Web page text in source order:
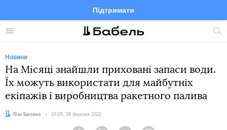
Меню
Підтримати
FacebookTelegramTwitter
Новини
На Місяці знайшли приховані запаси води.
Їх можуть використати для майбутніх
екіпажів і виробництва ракетного палива
Автор:
Ліза Бровко Дата:
18:05, 28 березня 2023